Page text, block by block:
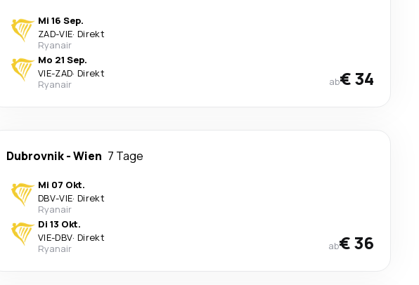
Mi 16 Sep.
ZAD-VIE· Direkt
Ryanair
Mo 21 Sep.
VIE-ZAD· Direkt
Ryanair
ab€ 34
Dubrovnik-Wien 7 Tage
Mi 07 Okt.
DBV-VIE· Direkt
Ryanair
Di 13 Okt.
VIE-DBV· Direkt
Ryanair
ab€ 36